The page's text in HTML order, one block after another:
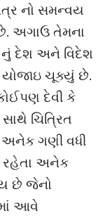
નો સમન્વય
અગાઉ તેમના
નું દેશ અને વિદેશ
યોજાઇ ચૂક્યું છે.
દેવી કે
ચિત્રિત
અનેક ગણી વધી
રહેતા અનેક
છે જેનો
આવે